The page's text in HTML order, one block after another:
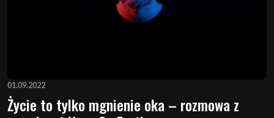
01.09.2022
Życie to tylko mgnienie oka – rozmowa z